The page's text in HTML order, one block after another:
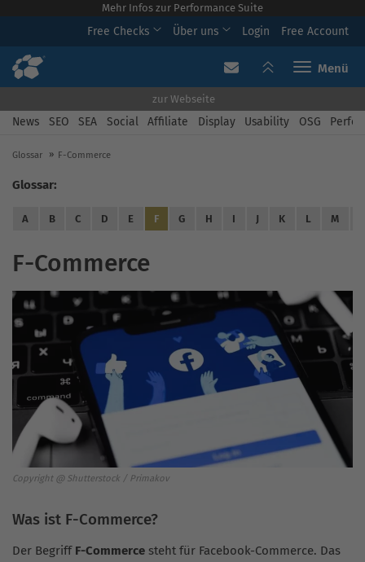
Mehr Infos zur Performance Suite
Free Checks Über uns Login Free Account
Toggle
zur Webseite
News SEO SEA Social Affiliate Display Usability OSG
Glossar F-Commerce
Glossar:
A B C D E F G H I J K L M
F-Commerce
Copyright @ Shutterstock / Primakov
Was ist F-Commerce?
Der Begriff F-Commerce steht für Facebook-Commerce. Das